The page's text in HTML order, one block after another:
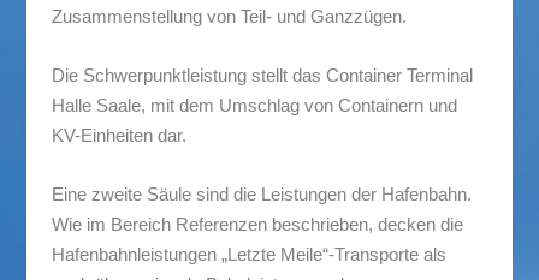
Zusammenstellung von Teil- und Ganzzügen.
Die Schwerpunktleistung stellt das Container Terminal
Halle Saale, mit dem Umschlag von Containern und
KV-Einheiten dar.
Eine zweite Säule sind die Leistungen der Hafenbahn.
Wie im Bereich Referenzen beschrieben, decken die
Hafenbahnleistungen „Letzte Meile“-Transporte als